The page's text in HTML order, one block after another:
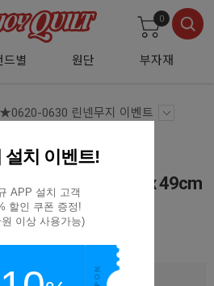
드별 원단 부자재
0
★0620-0630 린넨무지 이벤트
린넨 커트지 140cm x 49cm
컷 1세트
치 이벤트!
APP 설치 고객
할인 쿠폰 증정!
이상 사용가능)